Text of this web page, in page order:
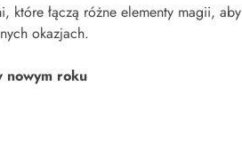
które łączą różne elementy magii,
okazjach.
nowym roku